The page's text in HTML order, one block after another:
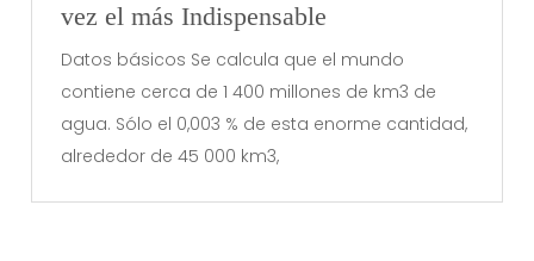
vez el más Indispensable
Datos básicos Se calcula que el mundo
contiene cerca de 1 400 millones de km3 de
agua. Sólo el 0,003 % de esta enorme cantidad,
alrededor de 45 000 km3,